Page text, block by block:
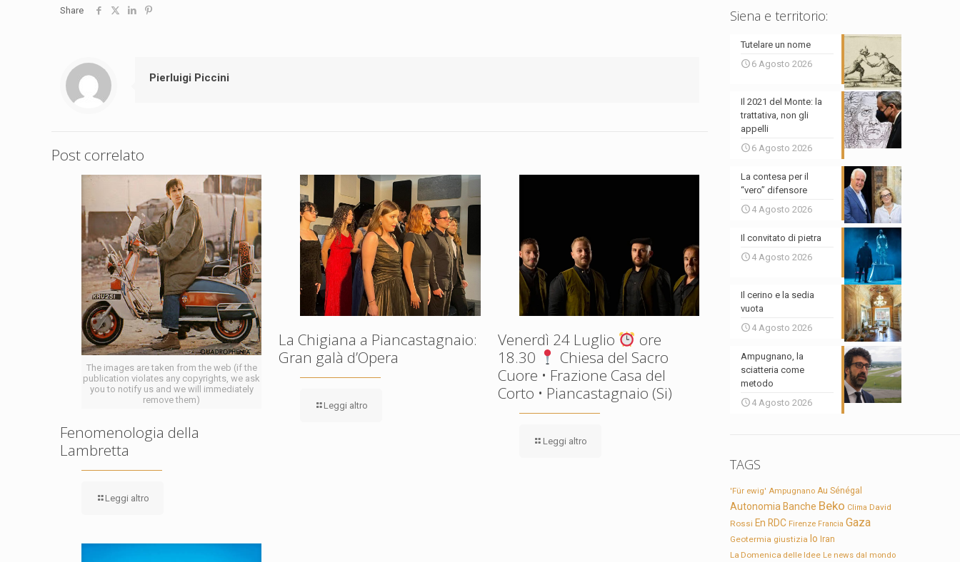
Share
Pierluigi Piccini
Post correlato
The images are taken from the web (if the
publication violates any copyrights, we ask
you to notify us and we will immediately
remove them)
Fenomenologia della
Lambretta
Leggi altro
La Chigiana a Piancastagnaio:
Gran galà d’Opera
Leggi altro
Venerdì 24 Luglio
ore
18.30
Chiesa del Sacro
Cuore • Frazione Casa del
Corto • Piancastagnaio (Si)
Leggi altro
Siena e territorio:
Tutelare un nome
6 Agosto 2026
Il 2021 del Monte: la
trattativa, non gli
appelli
6 Agosto 2026
La contesa per il
“vero” difensore
4 Agosto 2026
Il convitato di pietra
4 Agosto 2026
Il cerino e la sedia
vuota
4 Agosto 2026
Ampugnano, la
sciatteria come
metodo
4 Agosto 2026
TAGS
'Für ewig' Ampugnano Au Sénégal
Autonomia Banche Beko Clima David
Rossi En RDC Firenze Francia Gaza
Geotermia giustizia Io Iran
La Domenica delle Idee Le news dal mondo